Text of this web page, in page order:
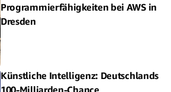
Programmierfähigkeiten bei AWS in
Dresden
Künstliche Intelligenz: Deutschlands
100-Milliarden-Chance